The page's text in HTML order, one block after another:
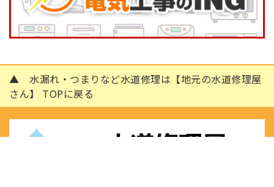
▲ 水漏れ・つまりなど水道修理は【地元の水道修理屋
さん】 TOPに戻る